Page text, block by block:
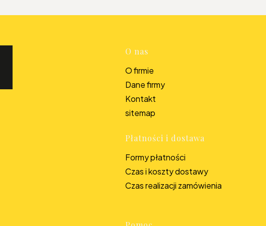
Linki w stopce
O nas
O firmie
Dane firmy
Kontakt
sitemap
Płatności i dostawa
Formy płatności
Czas i koszty dostawy
Czas realizacji zamówienia